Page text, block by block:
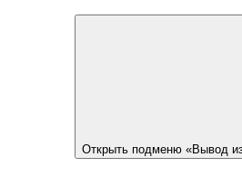
Открыть подменю «Вывод